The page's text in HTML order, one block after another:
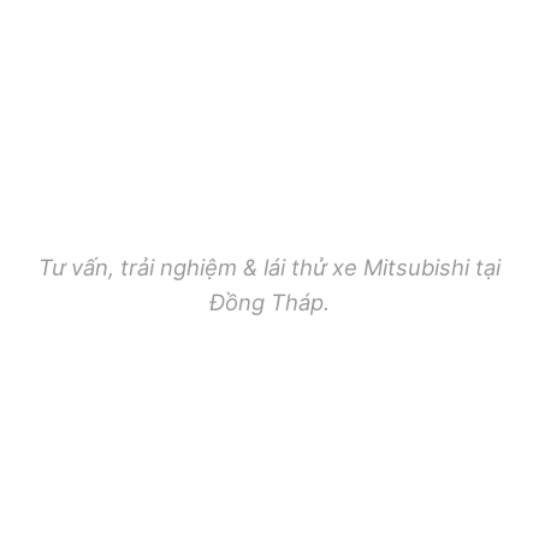
Tư vấn, trải nghiệm & lái thử xe Mitsubishi tại
Đồng Tháp.